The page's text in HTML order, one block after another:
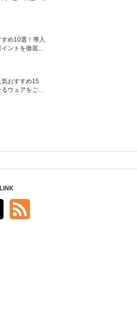
め10選！導入
ントを徹底解
おすすめ15
ウェアをご紹
LINK